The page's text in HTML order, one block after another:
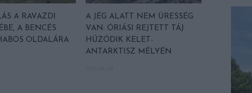
A RAVAZDI
A BENCÉS
OLDALÁRA
A JÉG ALATT NEM ÜRESSÉG
VAN: ÓRIÁSI REJTETT TÁJ
HÚZÓDIK KELET-
ANTARKTISZ MÉLYÉN